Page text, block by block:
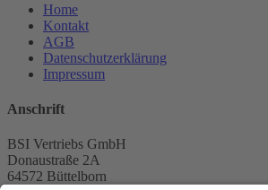
Home
Kontakt
AGB
Datenschutzerklärung
Impressum
Anschrift
BSI Vertriebs GmbH
Donaustraße 2A
64572 Büttelborn